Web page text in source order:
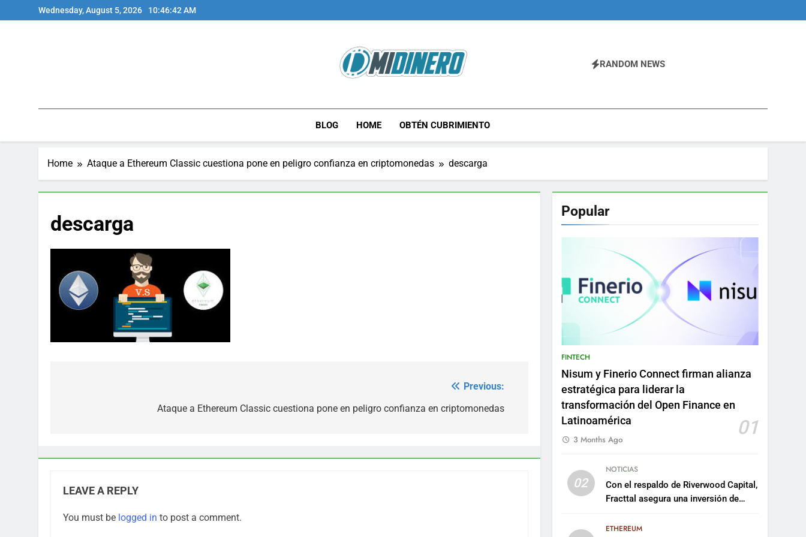
to
Wednesday, August 5, 2026 10:46:42 AM
Midinero.co
RANDOM NEWS
BLOG HOME OBTÉN CUBRIMIENTO
Home Ataque a Ethereum Classic cuestiona pone en peligro confianza en criptomonedas descarga
descarga
Previous:
Ataque a Ethereum Classic cuestiona pone en peligro confianza en criptomonedas
LEAVE A REPLY
You must be logged in to post a comment.
Popular
FINTECH
Nisum y Finerio Connect firman alianza
estratégica para liderar la
transformación del Open Finance en
Latinoamérica
01
3 Months Ago
02
NOTICIAS
Con el respaldo de Riverwood Capital,
Fracttal asegura una inversión de
plataforma
ETHEREUM